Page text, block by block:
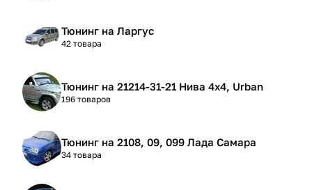
Тюнинг на Ларгус
42 товара
Тюнинг на 21214-31-21 Нива 4х4, Urban
196 товаров
Тюнинг на 2108, 09, 099 Лада Самара
34 товара